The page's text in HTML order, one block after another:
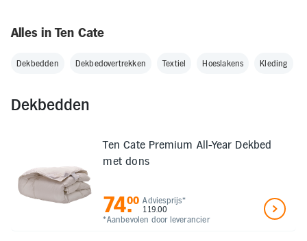
Alles in Ten Cate
Dekbedden Dekbedovertrekken Textiel Hoeslakens Kleding
Dekbedden
Ten Cate Premium All-Year Dekbed
met dons
Adviesprijs*
119.00
*Aanbevolen door leverancier
74.
00